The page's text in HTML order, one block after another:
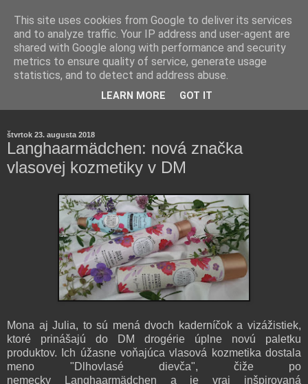
rozoberá témy o zdraví, živote a všetko možné.
štvrtok 23. augusta 2018
Langhaarmädchen: nová značka
vlasovej kozmetiky v DM
Mona aj Julia, to sú mená dvoch kaderníčok a vizážistiek,
ktoré prinášajú do DM drogérie úplne novú paletku
produktov. Ich úžasne voňajúca vlasová kozmetika dostala
meno "Dlhovlasé dievča", čiže po
nemecky Langhaarmädchen a je vraj inšpirovaná
This site uses cookies from Google to deliver its services
and to analyze traffic. Your IP address and user-agent are
shared with Google along with performance and security
metrics to ensure quality of service, generate usage
statistics, and to detect and address abuse.
LEARN MORE GOT IT